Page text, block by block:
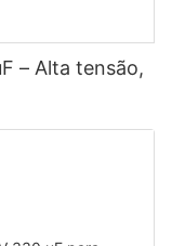
– Alta tensão,